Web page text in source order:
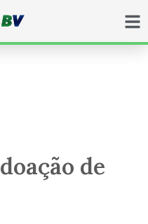
de